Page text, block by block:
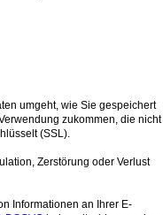
umgeht, wie Sie gespeichert
zukommen, die nicht
(SSL).
Zerstörung oder Verlust
Informationen an Ihrer E-